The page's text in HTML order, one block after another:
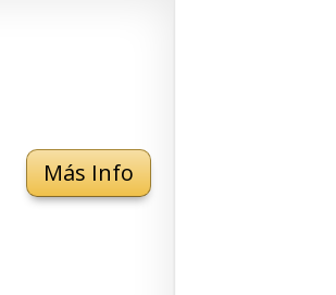
Más Info